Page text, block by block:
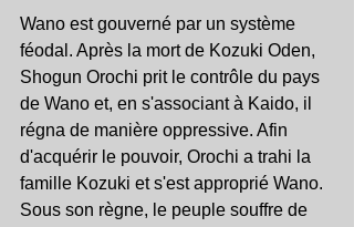
Wano est gouverné par un système
féodal. Après la mort de Kozuki Oden,
Shogun Orochi prit le contrôle du pays
de Wano et, en s'associant à Kaido, il
régna de manière oppressive. Afin
d'acquérir le pouvoir, Orochi a trahi la
famille Kozuki et s'est approprié Wano.
Sous son règne, le peuple souffre de